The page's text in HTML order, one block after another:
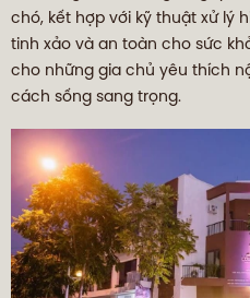
chó, kết hợp với kỹ thuật xử lý
tinh xảo và an toàn cho sức
cho những gia chủ yêu thích
cách sống sang trọng.